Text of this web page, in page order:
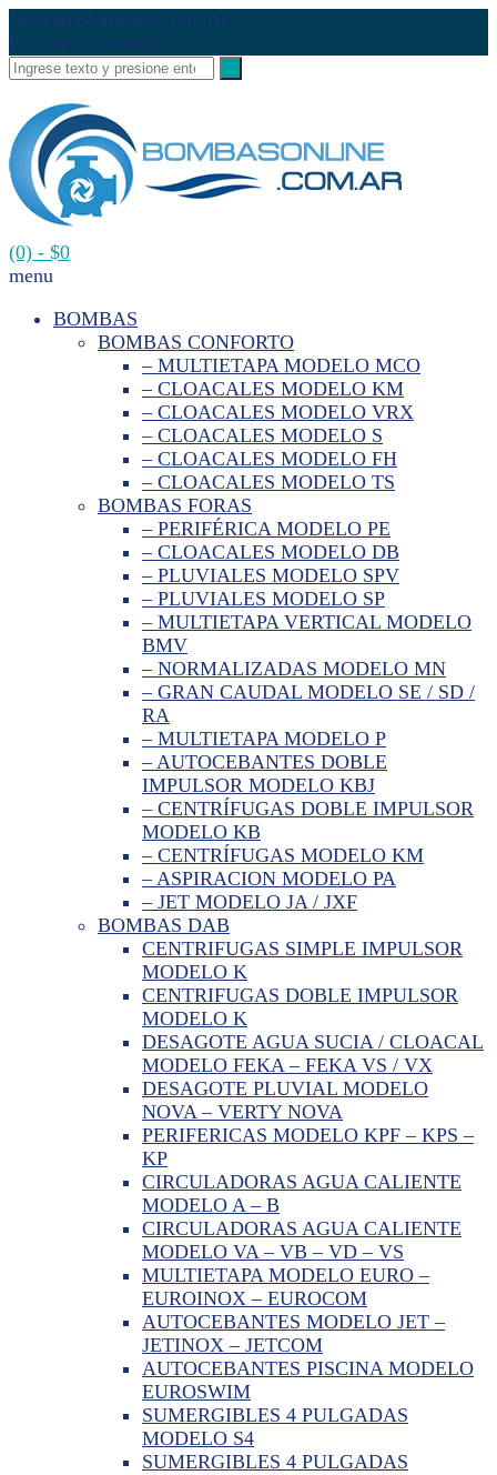
DISTRIBUIDOR OFICIAL
Envíenos un email
(0) - $0
menu
BOMBAS
BOMBAS CONFORTO
– MULTIETAPA MODELO MCO
– CLOACALES MODELO KM
– CLOACALES MODELO VRX
– CLOACALES MODELO S
– CLOACALES MODELO FH
– CLOACALES MODELO TS
BOMBAS FORAS
– PERIFÉRICA MODELO PE
– CLOACALES MODELO DB
– PLUVIALES MODELO SPV
– PLUVIALES MODELO SP
– MULTIETAPA VERTICAL MODELO
BMV
– NORMALIZADAS MODELO MN
– GRAN CAUDAL MODELO SE / SD /
RA
– MULTIETAPA MODELO P
– AUTOCEBANTES DOBLE
IMPULSOR MODELO KBJ
– CENTRÍFUGAS DOBLE IMPULSOR
MODELO KB
– CENTRÍFUGAS MODELO KM
– ASPIRACION MODELO PA
– JET MODELO JA / JXF
BOMBAS DAB
CENTRIFUGAS SIMPLE IMPULSOR
MODELO K
CENTRIFUGAS DOBLE IMPULSOR
MODELO K
DESAGOTE AGUA SUCIA / CLOACAL
MODELO FEKA – FEKA VS / VX
DESAGOTE PLUVIAL MODELO
NOVA – VERTY NOVA
PERIFERICAS MODELO KPF – KPS –
KP
CIRCULADORAS AGUA CALIENTE
MODELO A – B
CIRCULADORAS AGUA CALIENTE
MODELO VA – VB – VD – VS
MULTIETAPA MODELO EURO –
EUROINOX – EUROCOM
AUTOCEBANTES MODELO JET –
JETINOX – JETCOM
AUTOCEBANTES PISCINA MODELO
EUROSWIM
SUMERGIBLES 4 PULGADAS
MODELO S4
SUMERGIBLES 4 PULGADAS